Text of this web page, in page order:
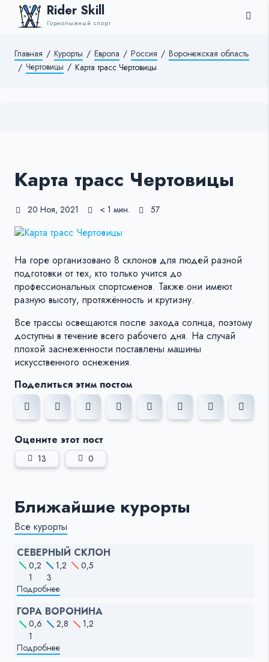
Rider Skill
Горнолыжный спорт
Главная / Курорты / Европа / Россия / Воронежская область
/ Чертовицы / Карта трасс Чертовицы
Карта трасс Чертовицы
20 Ноя, 2021 < 1 мин. 57
На горе организовано 8 склонов для людей разной
подготовки от тех, кто только учится до
профессиональных спортсменов. Также они имеют
разную высоту, протяжённость и крутизну.
Все трассы освещаются после захода солнца, поэтому
доступны в течение всего рабочего дня. На случай
плохой заснеженности поставлены машины
искусственного оснежения.
Поделиться этим постом
Оцените этот пост
13 0
Ближайшие курорты
Все курорты
СЕВЕРНЫЙ СКЛОН
0,2 1,2
0,5
1
3
Подробнее
ГОРА ВОРОНИНА
0,6 2,8
1,2
1
Подробнее